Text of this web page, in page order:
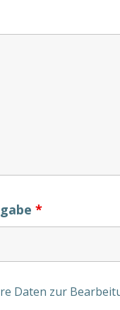
*
Daten zur